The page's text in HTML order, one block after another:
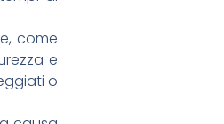
come
e
o